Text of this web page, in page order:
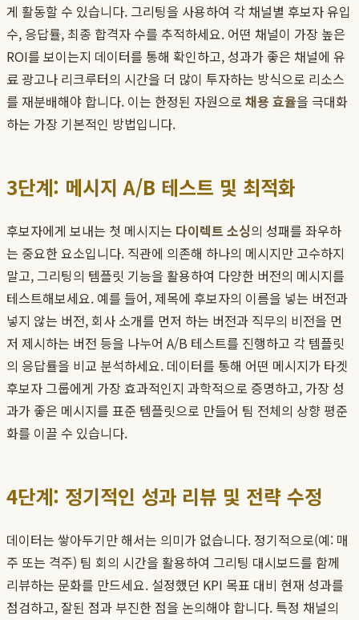
게 활동할 수 있습니다. 그리팅을 사용하여 각 채널별 후보자 유입
수, 응답률, 최종 합격자 수를 추적하세요. 어떤 채널이 가장 높은
ROI를 보이는지 데이터를 통해 확인하고, 성과가 좋은 채널에 유
료 광고나 리크루터의 시간을 더 많이 투자하는 방식으로 리소스
를 재분배해야 합니다. 이는 한정된 자원으로 채용 효율을 극대화
하는 가장 기본적인 방법입니다.
3단계: 메시지 A/B 테스트 및 최적화
후보자에게 보내는 첫 메시지는 다이렉트 소싱의 성패를 좌우하
는 중요한 요소입니다. 직관에 의존해 하나의 메시지만 고수하지
말고, 그리팅의 템플릿 기능을 활용하여 다양한 버전의 메시지를
테스트해보세요. 예를 들어, 제목에 후보자의 이름을 넣는 버전과
넣지 않는 버전, 회사 소개를 먼저 하는 버전과 직무의 비전을 먼
저 제시하는 버전 등을 나누어 A/B 테스트를 진행하고 각 템플릿
의 응답률을 비교 분석하세요. 데이터를 통해 어떤 메시지가 타겟
후보자 그룹에게 가장 효과적인지 과학적으로 증명하고, 가장 성
과가 좋은 메시지를 표준 템플릿으로 만들어 팀 전체의 상향 평준
화를 이끌 수 있습니다.
4단계: 정기적인 성과 리뷰 및 전략 수정
데이터는 쌓아두기만 해서는 의미가 없습니다. 정기적으로(예: 매
주 또는 격주) 팀 회의 시간을 활용하여 그리팅 대시보드를 함께
리뷰하는 문화를 만드세요. 설정했던 KPI 목표 대비 현재 성과를
점검하고, 잘된 점과 부진한 점을 논의해야 합니다. 특정 채널의